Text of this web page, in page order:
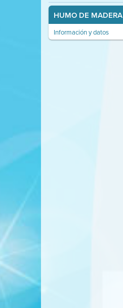
HUMO DE MADERA
Información y datos